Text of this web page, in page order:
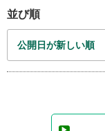
並び順